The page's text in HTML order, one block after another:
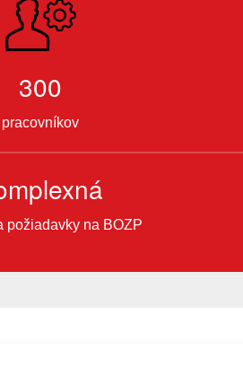
300
pracovníkov
požiadavky na BOZP